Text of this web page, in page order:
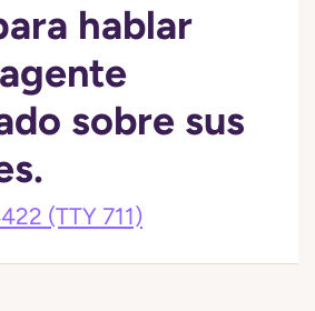
hablar
sobre sus
(TTY 711)